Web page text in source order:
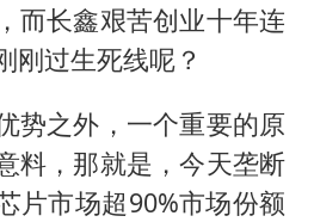
而长鑫艰苦创业十年连
刚过生死线呢？
势之外，一个重要的原
料，那就是，今天垄断
片市场超90%市场份额